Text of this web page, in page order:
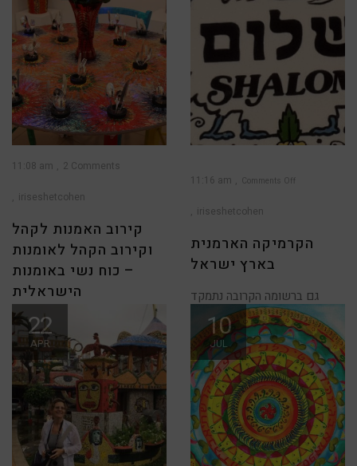
11:08 am 2 Comments
iriseshetcohen
קירוב האמנות לקהל
וקירוב הקהל לאומנות
– כוח נשי באומנות
הישראלית
כאמנית יוצרת וכאישה אוצרת,
אני נתקלת יותר ויותר בנשים
יוצרות ב- אומנות ישראלית,
11:16 am Comments Off
iriseshetcohen
הקרמיקה הארמנית
בארץ ישראל
גם ברשומה הקרובה נתמקד
בקרמיקה, והפעם - על המוטיבים
הארמנים שעשו לכאן
22
APR 10
JUL